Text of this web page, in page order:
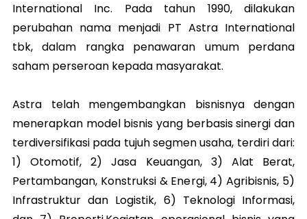
International Inc. Pada tahun 1990, dilakukan
perubahan nama menjadi PT Astra International
tbk, dalam rangka penawaran umum perdana
saham perseroan kepada masyarakat.
Astra telah mengembangkan bisnisnya dengan
menerapkan model bisnis yang berbasis sinergi dan
terdiversifikasi pada tujuh segmen usaha, terdiri dari:
1) Otomotif, 2) Jasa Keuangan, 3) Alat Berat,
Pertambangan, Konstruksi & Energi, 4) Agribisnis, 5)
Infrastruktur dan Logistik, 6) Teknologi Informasi,